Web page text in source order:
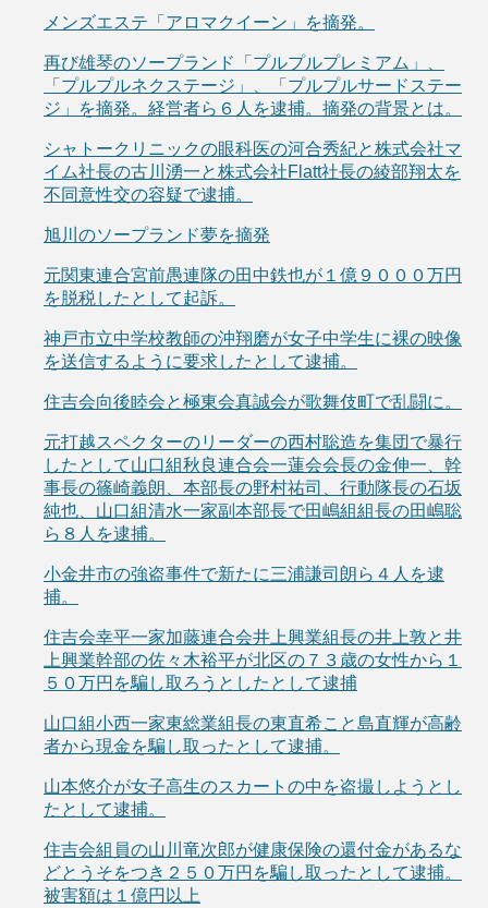
メンズエステ「アロマクイーン」を摘発。
再び雄琴のソープランド「プルプルプレミアム」、
「プルプルネクステージ」、「プルプルサードステー
ジ」を摘発。経営者ら６人を逮捕。摘発の背景とは。
シャトークリニックの眼科医の河合秀紀と株式会社マ
イム社長の古川湧一と株式会社Flatt社長の綾部翔太を
不同意性交の容疑で逮捕。
旭川のソープランド夢を摘発
元関東連合宮前愚連隊の田中鉄也が１億９０００万円
を脱税したとして起訴。
神戸市立中学校教師の沖翔磨が女子中学生に裸の映像
を送信するように要求したとして逮捕。
住吉会向後睦会と極東会真誠会が歌舞伎町で乱闘に。
元打越スペクターのリーダーの西村聡造を集団で暴行
したとして山口組秋良連合会一蓮会会長の金伸一、幹
事長の篠崎義朗、本部長の野村祐司、行動隊長の石坂
純也、山口組清水一家副本部長で田嶋組組長の田嶋聡
ら８人を逮捕。
小金井市の強盗事件で新たに三浦謙司朗ら４人を逮
捕。
住吉会幸平一家加藤連合会井上興業組長の井上敦と井
上興業幹部の佐々木裕平が北区の７３歳の女性から１
５０万円を騙し取ろうとしたとして逮捕
山口組小西一家東総業組長の東直希こと島直輝が高齢
者から現金を騙し取ったとして逮捕。
山本悠介が女子高生のスカートの中を盗撮しようとし
たとして逮捕。
住吉会組員の山川竜次郎が健康保険の還付金があるな
どとうそをつき２５０万円を騙し取ったとして逮捕。
被害額は１億円以上